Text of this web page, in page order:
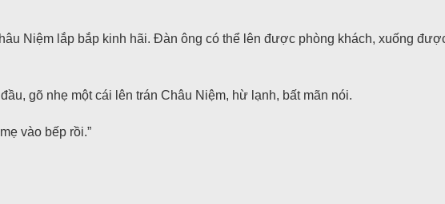
Niệm lắp bắp kinh hãi. Đàn ông có thể lên được phòng khách, xuống
gõ nhẹ một cái lên trán Châu Niệm, hừ lạnh, bất mãn nói.
vào bếp rồi.”